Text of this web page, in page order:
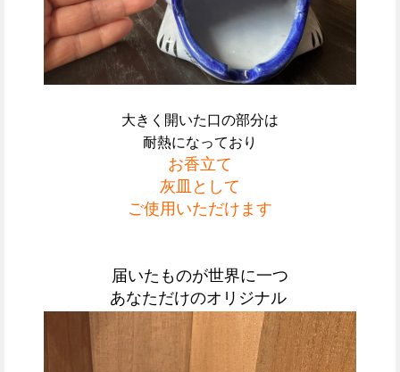
大きく開いた口の部分は
耐熱になっており
お香立て
灰皿として
ご使用いただけます
届いたものが世界に一つ
あなただけのオリジナル